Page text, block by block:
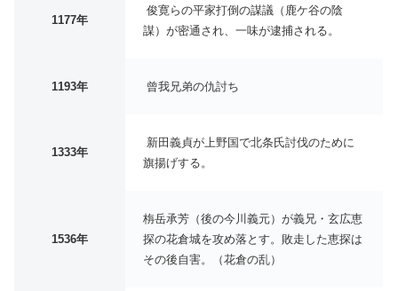
1177年
俊寛らの平家打倒の謀議（鹿ケ谷の陰
謀）が密通され、一味が逮捕される。
1193年 曾我兄弟の仇討ち
1333年
新田義貞が上野国で北条氏討伐のために
旗揚げする。
1536年
栴岳承芳（後の今川義元）が義兄・玄広恵
探の花倉城を攻め落とす。敗走した恵探は
その後自害。（花倉の乱）